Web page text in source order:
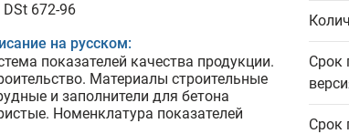
DSt 672-96
на русском:
показателей качества продукции.
Материалы строительные
и заполнители для бетона
Номенклатура показателей
Срок
Срок